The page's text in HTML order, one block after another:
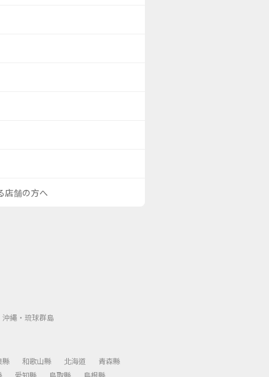
店舗の方へ
沖繩・琉球群島
縣 和歌山縣 北海道
青森縣
愛知縣 鳥取縣 島根縣